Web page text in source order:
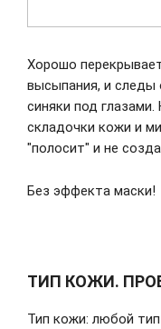
Хорошо
высыпания, и следы
синяки под
складочки кожи и
"полосит" и не
Без эффекта маски!
ТИП КОЖИ.
Тип кожи: любой